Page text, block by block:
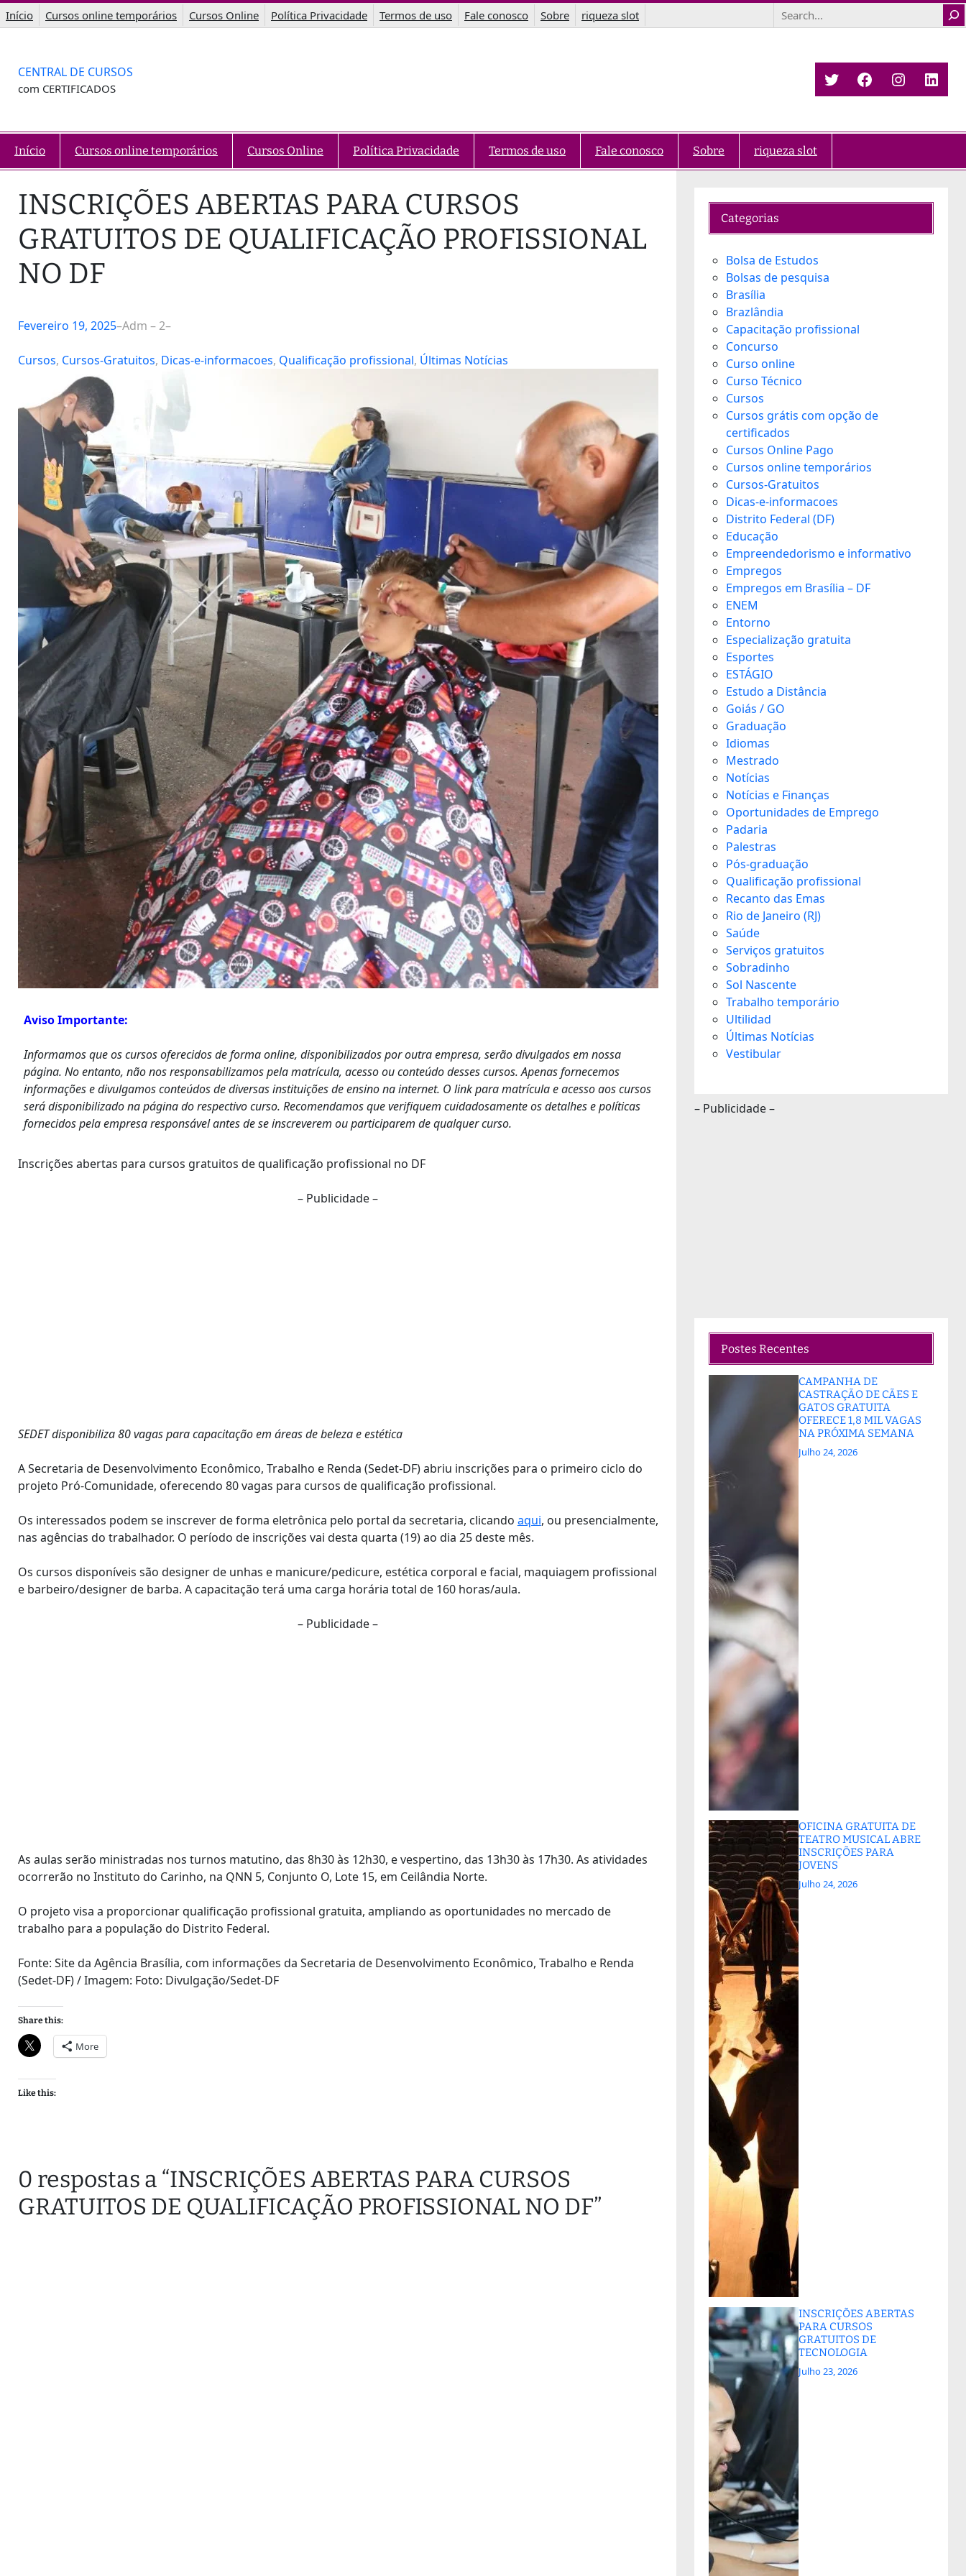
Saltar
para
Início Cursos online temporários Cursos Online Política Privacidade Termos de uso Fale conosco Sobre riqueza slot Search
CENTRAL DE CURSOS
com CERTIFICADOS TwitterFacebook
Início Cursos online temporários Cursos Online Política Privacidade Termos de uso Fale conosco Sobre riqueza slot
INSCRIÇÕES ABERTAS PARA CURSOS
GRATUITOS DE QUALIFICAÇÃO PROFISSIONAL
NO DF
Fevereiro 19, 2025–Adm – 2–
Cursos, Cursos-Gratuitos, Dicas-e-informacoes, Qualificação profissional, Últimas Notícias
Aviso Importante:
Informamos que os cursos oferecidos de forma online, disponibilizados por outra empresa, serão divulgados em nossa
página. No entanto, não nos responsabilizamos pela matrícula, acesso ou conteúdo desses cursos. Apenas fornecemos
informações e divulgamos conteúdos de diversas instituições de ensino na internet. O link para matrícula e acesso aos cursos
será disponibilizado na página do respectivo curso. Recomendamos que verifiquem cuidadosamente os detalhes e políticas
fornecidos pela empresa responsável antes de se inscreverem ou participarem de qualquer curso.
Inscrições abertas para cursos gratuitos de qualificação profissional no DF
– Publicidade –
SEDET disponibiliza 80 vagas para capacitação em áreas de beleza e estética
A Secretaria de Desenvolvimento Econômico, Trabalho e Renda (Sedet-DF) abriu inscrições para o primeiro ciclo do
projeto Pró-Comunidade, oferecendo 80 vagas para cursos de qualificação profissional.
Os interessados podem se inscrever de forma eletrônica pelo portal da secretaria, clicando aqui, ou presencialmente,
nas agências do trabalhador. O período de inscrições vai desta quarta (19) ao dia 25 deste mês.
Os cursos disponíveis são designer de unhas e manicure/pedicure, estética corporal e facial, maquiagem profissional
e barbeiro/designer de barba. A capacitação terá uma carga horária total de 160 horas/aula.
– Publicidade –
As aulas serão ministradas nos turnos matutino, das 8h30 às 12h30, e vespertino, das 13h30 às 17h30. As atividades
ocorrerão no Instituto do Carinho, na QNN 5, Conjunto O, Lote 15, em Ceilândia Norte.
O projeto visa a proporcionar qualificação profissional gratuita, ampliando as oportunidades no mercado de
trabalho para a população do Distrito Federal.
Fonte: Site da Agência Brasília, com informações da Secretaria de Desenvolvimento Econômico, Trabalho e Renda
(Sedet-DF) / Imagem: Foto: Divulgação/Sedet-DF
Share this:
More
Like this:
0 respostas a “INSCRIÇÕES ABERTAS PARA CURSOS
GRATUITOS DE QUALIFICAÇÃO PROFISSIONAL NO DF”
Categorias
Bolsa de Estudos
Bolsas de pesquisa
Brasília
Brazlândia
Capacitação profissional
Concurso
Curso online
Curso Técnico
Cursos
Cursos grátis com opção de
certificados
Cursos Online Pago
Cursos online temporários
Cursos-Gratuitos
Dicas-e-informacoes
Distrito Federal (DF)
Educação
Empreendedorismo e informativo
Empregos
Empregos em Brasília – DF
ENEM
Entorno
Especialização gratuita
Esportes
ESTÁGIO
Estudo a Distância
Goiás / GO
Graduação
Idiomas
Mestrado
Notícias
Notícias e Finanças
Oportunidades de Emprego
Padaria
Palestras
Pós-graduação
Qualificação profissional
Recanto das Emas
Rio de Janeiro (RJ)
Saúde
Serviços gratuitos
Sobradinho
Sol Nascente
Trabalho temporário
Ultilidad
Últimas Notícias
Vestibular
– Publicidade –
Postes Recentes
CAMPANHA DE
CASTRAÇÃO DE CÃES E
GATOS GRATUITA
OFERECE 1,8 MIL VAGAS
NA PRÓXIMA SEMANA
Julho 24, 2026
OFICINA GRATUITA DE
TEATRO MUSICAL ABRE
INSCRIÇÕES PARA
JOVENS
Julho 24, 2026
INSCRIÇÕES ABERTAS
PARA CURSOS
GRATUITOS DE
TECNOLOGIA
Julho 23, 2026